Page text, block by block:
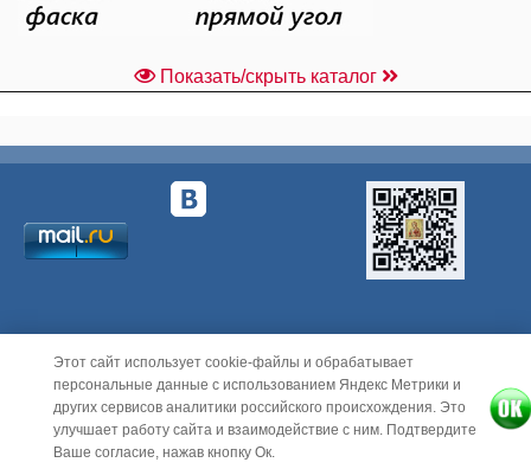
Показать/скрыть каталог
© ООО "Новые Мебельные Технологии", 2010-2026
Этот сайт использует cookie-файлы и обрабатывает
персональные данные с использованием Яндекс Метрики и
других сервисов аналитики российского происхождения. Это
улучшает работу сайта и взаимодействие с ним. Подтвердите
Ваше согласие, нажав кнопку Ок.